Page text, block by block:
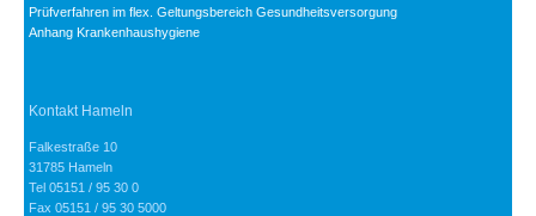
Prüfverfahren im flex. Geltungsbereich Gesundheitsversorgung
Anhang Krankenhaushygiene
Kontakt Hameln
Falkestraße 10
31785 Hameln
Tel 05151 / 95 30 0
Fax 05151 / 95 30 5000